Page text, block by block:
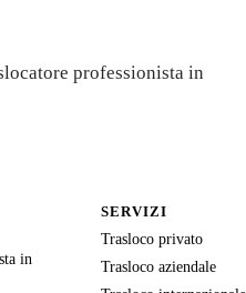
professionista in
in
SERVIZI
Trasloco privato
Trasloco aziendale